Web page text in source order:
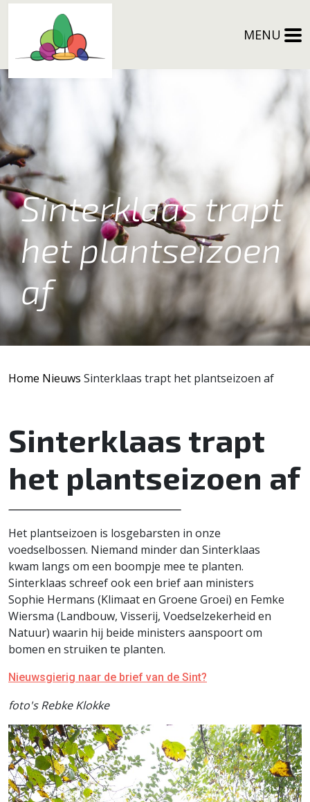
MENU
Sinterklaas trapt
het plantseizoen
af
Home Nieuws Sinterklaas trapt het plantseizoen af
Sinterklaas trapt
het plantseizoen af
Het plantseizoen is losgebarsten in onze
voedselbossen. Niemand minder dan Sinterklaas
kwam langs om een boompje mee te planten.
Sinterklaas schreef ook een brief aan ministers
Sophie Hermans (Klimaat en Groene Groei) en Femke
Wiersma (Landbouw, Visserij, Voedselzekerheid en
Natuur) waarin hij beide ministers aanspoort om
bomen en struiken te planten.
Nieuwsgierig naar de brief van de Sint?
foto's Rebke Klokke